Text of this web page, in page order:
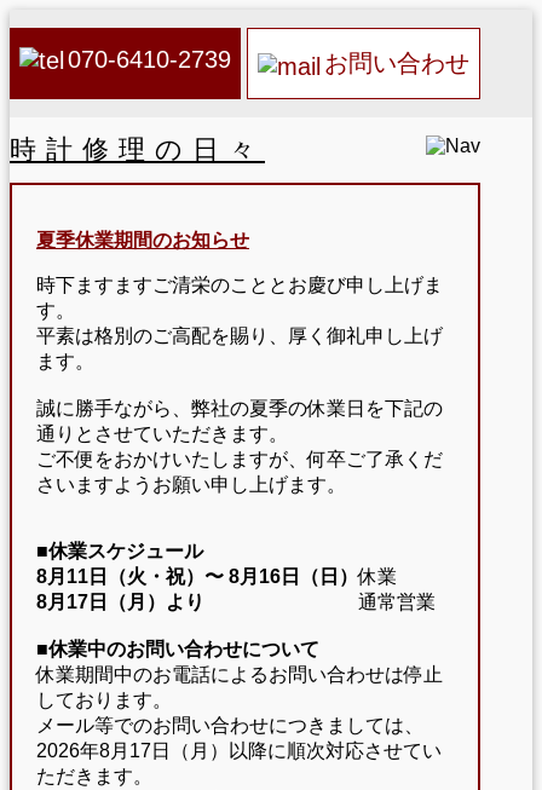
070-6410-2739 お問い合わせ
時計修理の日々
夏季休業期間のお知らせ
時下ますますご清栄のこととお慶び申し上げま
す。
平素は格別のご高配を賜り、厚く御礼申し上げ
ます。
誠に勝手ながら、弊社の夏季の休業日を下記の
通りとさせていただきます。
ご不便をおかけいたしますが、何卒ご了承くだ
さいますようお願い申し上げます。
■休業スケジュール
8月11日（火・祝）〜 8月16日（日）休業
8月17日（月）より
通常営業
■休業中のお問い合わせについて
休業期間中のお電話によるお問い合わせは停止
しております。
メール等でのお問い合わせにつきましては、
2026年8月17日（月）以降に順次対応させてい
ただきます。